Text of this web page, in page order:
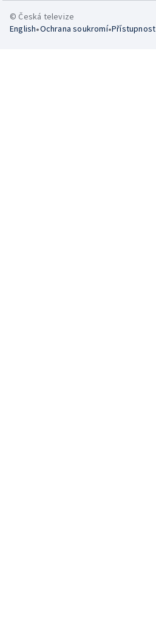
© Česká televize
English•Ochrana soukromí•Přístupnost